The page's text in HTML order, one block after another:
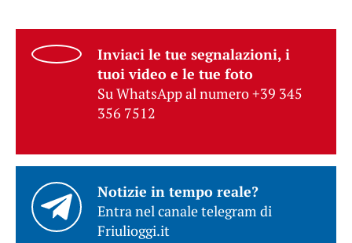
Inviaci le tue segnalazioni, i
tuoi video e le tue foto
Su WhatsApp al numero +39 345
356 7512
Notizie in tempo reale?
Entra nel canale telegram di
Friulioggi.it